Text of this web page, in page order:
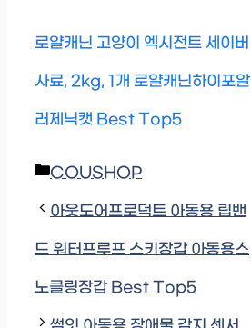
로얄캐닌 고양이 엑시전트 세이버
사료, 2kg, 1개 로얄캐닌하이포알
러제닉캣 Best Top5
Categories
COUSHOP
아웃도어프로덕트 아동용 립밴
드 워터프루프 스키장갑 아동용스
노클링장갑 Best Top5